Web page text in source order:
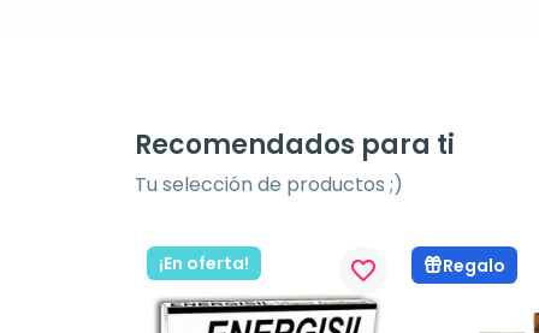
Recomendados para ti
Tu selección de productos ;)
¡En oferta! favorite_border Regalo